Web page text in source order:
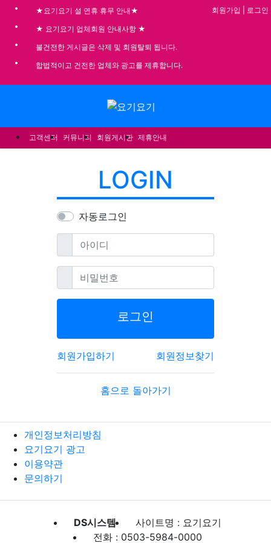
★요기요기 설 연휴 휴무 안내★
★ 요기요기 업체회원 안내사항 ★
불건전한 게시글은 삭제 및 회원탈퇴 됩니다.
합법적이고 건전한 업체와 광고를 제휴합니다.
회원가입 로그인
고객센터 커뮤니티 회원게시판 제휴안내
LOGIN
자동로그인
아이디필수
비밀번호필수
로그인
회원가입하기 회원정보찾기
홈으로 돌아가기
개인정보처리방침
요기요기 광고
이용약관
문의하기
DS시스템
사이트명 : 요기요기
전화 : 0503-5984-0000